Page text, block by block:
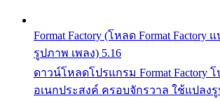
Format Factory (โหลด Format Factory
รูปภาพ เพลง) 5.16
ดาวน์โหลดโปรแกรม Format Factory
อเนกประสงค์ ครอบจักรวาล ใช้แปลง